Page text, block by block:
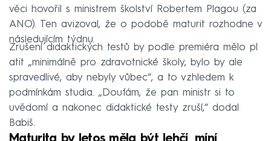
věci hovořil s ministrem školství Robertem Plagou (za
ANO). Ten avizoval, že o podobě maturit rozhodne v
následujícím týdnu.
Zrušení didaktických testů by podle premiéra mělo pl
atit „minimálně pro zdravotnické školy, bylo by ale
spravedlivé, aby nebyly vůbec“, a to vzhledem k
podmínkám studia. „Doufám, že pan ministr si to
uvědomí a nakonec didaktické testy zruší,“ dodal
Babiš.